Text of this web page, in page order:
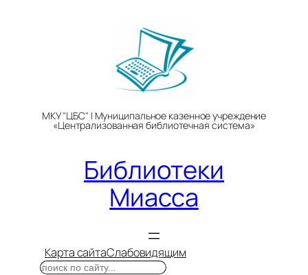
МКУ "ЦБС" | Муниципальное казенное учреждение
«Централизованная библиотечная система»
Библиотеки
Миасса
Карта сайтаСлабовидящим
Поиск